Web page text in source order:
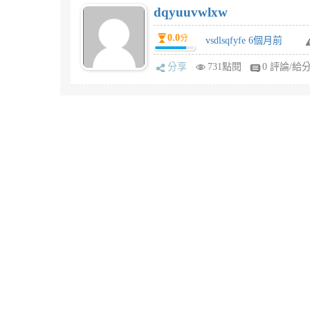
dqyuuvwlxw
0.0分 vsdlsqfyfe 6個月前
分享 731點閱 0 評論/給